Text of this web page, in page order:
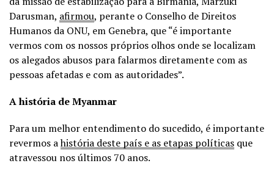
Darusman, afirmou, perante o Conselho de Direitos
Humanos da ONU, em Genebra, que “é importante
vermos com os nossos próprios olhos onde se localizam
os alegados abusos para falarmos diretamente com as
pessoas afetadas e com as autoridades”.
A história de Myanmar
Para um melhor entendimento do sucedido, é importante
revermos ahistória deste país e as etapas políticas que
atravessou nos últimos 70 anos.